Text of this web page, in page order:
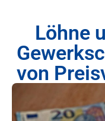
Löhne
von